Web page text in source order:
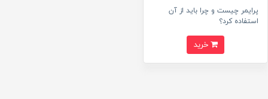
پرایمر چیست و چرا باید از آن
استفاده کرد؟
خرید